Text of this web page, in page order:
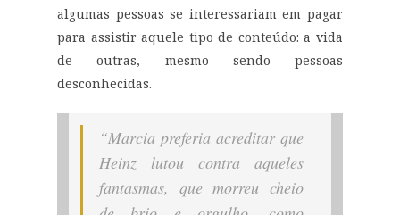
algumas pessoas se interessariam em pagar
para assistir aquele tipo de conteúdo: a vida
de outras, mesmo sendo pessoas
desconhecidas.
“Marcia preferia acreditar que
Heinz lutou contra aqueles
fantasmas, que morreu cheio